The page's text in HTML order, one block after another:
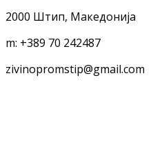
2000 Штип, Македонија
m: +389 70 242487
zivinopromstip@gmail.com